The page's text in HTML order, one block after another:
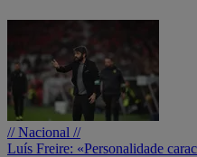
// Nacional //
Luís Freire: «Personalidade